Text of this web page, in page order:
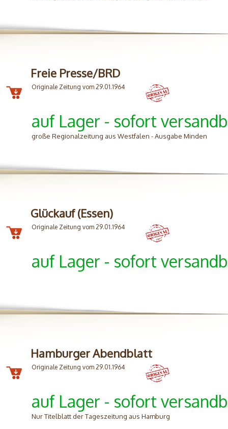
Freie Presse/BRD
Originale Zeitung vom 29.01.1964
auf Lager - sofort
große Regionalzeitung aus Westfalen - Ausgabe Minden
Glückauf (Essen)
Originale Zeitung vom 29.01.1964
auf Lager - sofort
Hamburger Abendblatt
Originale Zeitung vom 29.01.1964
auf Lager - sofort
Nur Titelblatt der Tageszeitung aus Hamburg